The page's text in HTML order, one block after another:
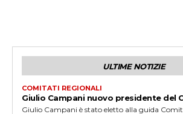
ULTIME NOTIZIE
COMITATI REGIONALI
Giulio Campani nuovo presidente del
Giulio Campani è stato eletto alla guida